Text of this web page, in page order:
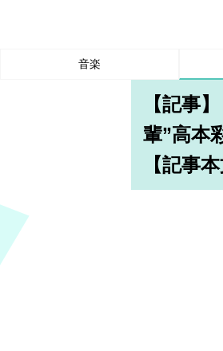
音楽
【記事
輩”高本
【記事